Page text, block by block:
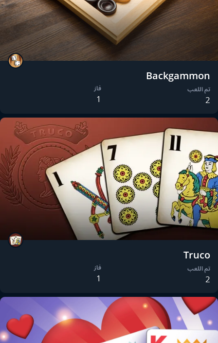
Backgammon
تم اللعب
2
فاز
1
Truco
تم اللعب
2
فاز
1